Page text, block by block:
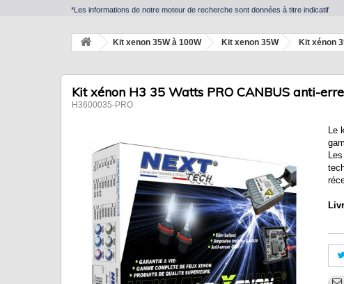
*Les informations de notre moteur de recherche sont données à titre indicatif
Kit xenon 35W à 100W Kit xenon 35W Kit xénon
Kit xénon H3 35 Watts PRO CANBUS anti-
H3600035-PRO
Le